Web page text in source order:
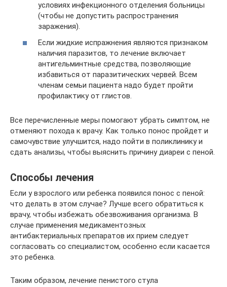
условиях инфекционного отделения больницы
(чтобы не допустить распространения
заражения).
Если жидкие испражнения являются признаком
наличия паразитов, то лечение включает
антигельминтные средства, позволяющие
избавиться от паразитических червей. Всем
членам семьи пациента надо будет пройти
профилактику от глистов.
Все перечисленные меры помогают убрать симптом, не
отменяют похода к врачу. Как только понос пройдет и
самочувствие улучшится, надо пойти в поликлинику и
сдать анализы, чтобы выяснить причину диареи с пеной.
Способы лечения
Если у взрослого или ребенка появился понос с пеной:
что делать в этом случае? Лучше всего обратиться к
врачу, чтобы избежать обезвоживания организма. В
случае применения медикаментозных
антибактериальных препаратов их прием следует
согласовать со специалистом, особенно если касается
это ребенка.
Таким образом, лечение пенистого стула